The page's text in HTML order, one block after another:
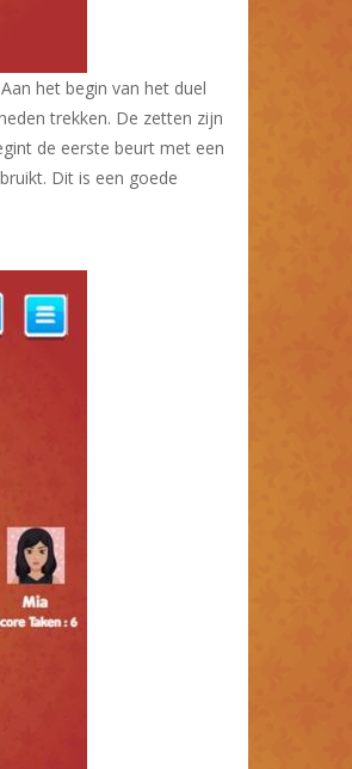
het begin van het duel
trekken. De zetten zijn
de eerste beurt met een
Dit is een goede